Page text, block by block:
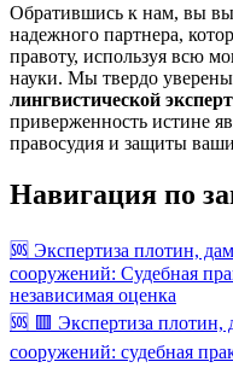
Обратившись к нам, вы
надежного партнера,
правоту, используя всю
науки. Мы твердо
лингвистической
приверженность истине
правосудия и защиты
Навигация по
🆘 Экспертиза плотин,
сооружений: Судебная
независимая оценка
🆘 🟥 Экспертиза плотин,
сооружений: судебная